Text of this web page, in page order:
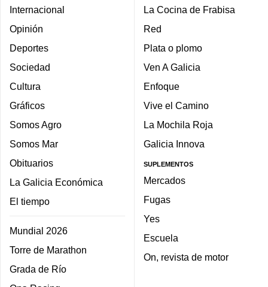
Internacional
Opinión
Deportes
Sociedad
Cultura
Gráficos
Somos Agro
Somos Mar
Obituarios
La Galicia Económica
El tiempo
Mundial 2026
Torre de Marathon
Grada de Río
La Cocina de Frabisa
Red
Plata o plomo
Ven A Galicia
Enfoque
Vive el Camino
La Mochila Roja
Galicia Innova
SUPLEMENTOS
Mercados
Fugas
Yes
Escuela
On, revista de motor